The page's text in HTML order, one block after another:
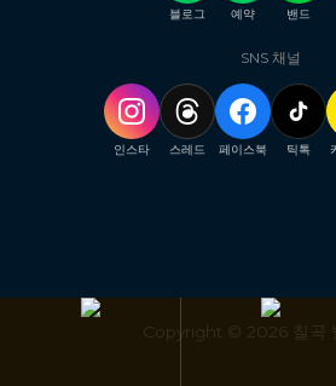
블로그 예약 밴드
SNS 채널
인스타 스레드 페이스북 틱톡
Copyright © 2026 칠곡